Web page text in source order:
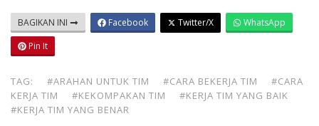
BAGIKAN INI Facebook Twitter/X
WhatsApp
Pin It
TAG: #ARAHAN UNTUK TIM #CARA BEKERJA TIM
#CARA
KERJA TIM
#KEKOMPAKAN TIM
#KERJA TIM YANG BAIK
#KERJA TIM YANG BENAR